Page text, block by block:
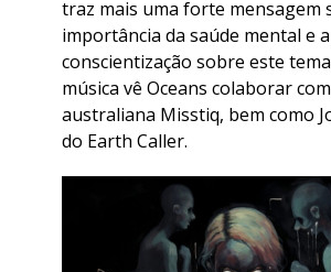
traz mais uma forte mensagem
importância da saúde mental e a
conscientização sobre este
música vê Oceans colaborar
australiana Misstiq, bem como
do Earth Caller.